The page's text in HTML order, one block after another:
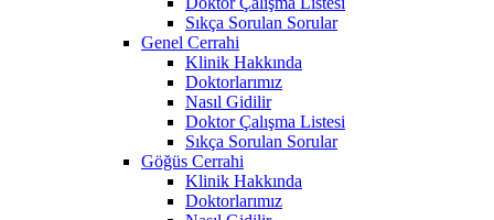
Sıkça Sorulan Sorular
Genel Cerrahi
Klinik Hakkında
Doktorlarımız
Nasıl Gidilir
Doktor Çalışma Listesi
Sıkça Sorulan Sorular
Göğüs Cerrahi
Klinik Hakkında
Doktorlarımız